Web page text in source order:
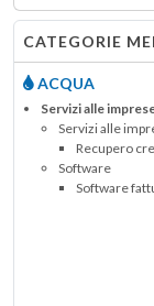
CATEGORIE
ACQUA
Servizi alle
Servizi alle
Recupero
Software
Software